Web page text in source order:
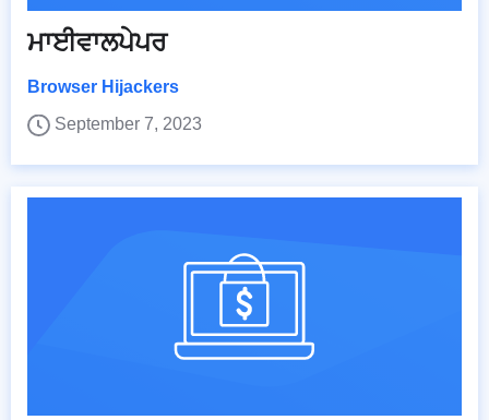
ਮਾਈਵਾਲਪੇਪਰ
Browser Hijackers
September 7, 2023